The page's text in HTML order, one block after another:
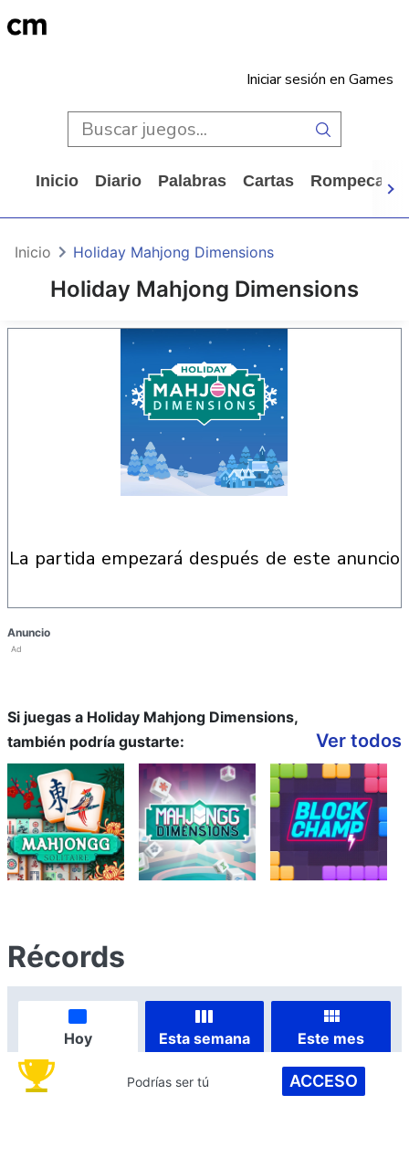
Iniciar sesión en Games
Inicio Diario Palabras Cartas
Holiday Mahjong Dimensions
Inicio Holiday Mahjong Dimensions
la partida empezará después de este anuncio
Anuncio
Ad
Si juegas a Holiday Mahjong Dimensions,
también podría gustarte:
Ver todos
Récords
Hoy Esta semana Este mes
Podrías ser tú ACCESO